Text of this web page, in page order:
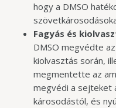
hogy a DMSO
Fagyás és
DMSO megvédte
kiolvasztás során,
megmentette az
megvédi a sejteket
károsodástól, és